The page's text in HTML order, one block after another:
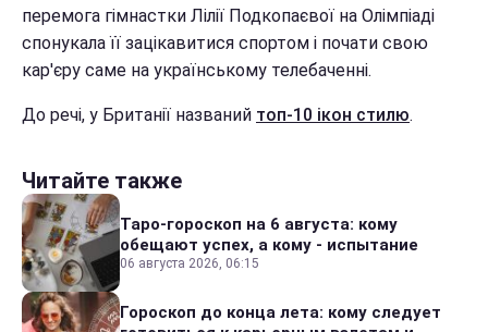
перемога гімнастки Лілії Подкопаєвої на Олімпіаді
спонукала її зацікавитися спортом і почати свою
кар'єру саме на українському телебаченні.
До речі, у Британії названий топ-10 ікон стилю.
Читайте также
Таро-гороскоп на 6 августа: кому
обещают успех, а кому - испытание
06 августа 2026, 06:15
Гороскоп до конца лета: кому следует